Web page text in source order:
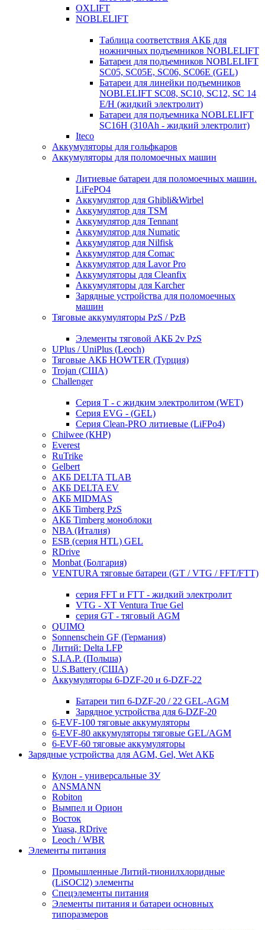
OXLIFT
NOBLELIFT
Таблица соответствия АКБ для
ножничных подъемников NOBLELIFT
Батареи для подъемников NOBLELIFT
SC05, SC05E, SC06, SC06E (GEL)
Батареи для линейки подъемников
NOBLELIFT SC08, SC10, SC12, SC 14
E/H (жидкий электролит)
Батареи для подъемника NOBLELIFT
SC16H (310Ah - жидкий электролит)
Iteco
Аккумуляторы для гольфкаров
Аккумуляторы для поломоечных машин
Литиевые батареи для поломоечных машин.
LiFePO4
Аккумулятор для Ghibli&Wirbel
Аккумулятор для TSM
Аккумулятор для Tennant
Аккумулятор для Numatic
Аккумулятор для Nilfisk
Аккумулятор для Comac
Аккумулятор для Lavor Pro
Аккумуляторы для Cleanfix
Аккумуляторы для Karcher
Зарядные устройства для поломоечных
машин
Тяговые аккумуляторы PzS / PzB
Элементы тяговой АКБ 2v PzS
UPlus / UniPlus (Leoch)
Тяговые АКБ HOWTER (Турция)
Trojan (США)
Challenger
Серия T - с жидким электролитом (WET)
Серия EVG - (GEL)
Серия Clean-PRO литиевые (LiFPo4)
Chilwee (КНР)
Everest
RuTrike
Gelbert
АКБ DELTA TLAB
АКБ DELTA EV
АКБ MIDMAS
АКБ Timberg PzS
АКБ Timberg моноблоки
NBA (Италия)
ESB (серия HTL) GEL
RDrive
Monbat (Болгария)
VENTURA тяговые батареи (GT / VTG / FFT/FTT)
серия FFT и FTT - жидкий электролит
VTG - XT Ventura True Gel
серия GT - тяговый AGM
QUIMO
Sonnenschein GF (Германия)
Литий: Delta LFP
S.I.A.P. (Польша)
U.S.Battery (США)
Аккумуляторы 6-DZF-20 и 6-DZF-22
Батареи тип 6-DZF-20 / 22 GEL-AGM
Зарядное устройства для 6-DZF-20
6-EVF-100 тяговые аккумуляторы
6-EVF-80 аккумуляторы тяговые GEL/AGM
6-EVF-60 тяговые аккумуляторы
Зарядные устройства для AGM, Gel, Wet АКБ
Кулон - универсальные ЗУ
ANSMANN
Robiton
Вымпел и Орион
Восток
Yuasa, RDrive
Leoch / WBR
Элементы питания
Промышленные Литий-тионилхлоридные
(LiSOCl2) элементы
Спецэлементы питания
Элементы питания и батареи основных
типоразмеров